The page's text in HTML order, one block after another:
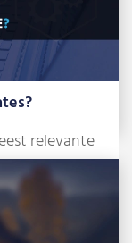
relevante
Om dat te
Lees meer »